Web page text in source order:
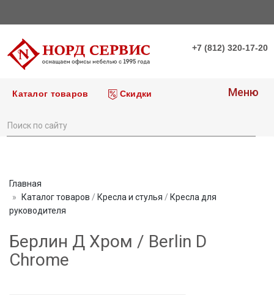
+7 (812) 320-17-20
Каталог товаров Скидки Меню
Главная
Каталог товаров / Кресла и стулья / Кресла для
руководителя
Берлин Д Хром / Berlin D
Сhrome